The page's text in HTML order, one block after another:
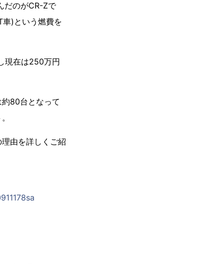
だのがCR-Zで
)という燃費を
現在は250万円
80台となって
由を詳しくご紹